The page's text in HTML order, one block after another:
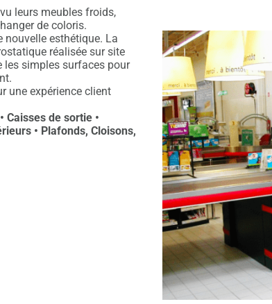
leurs meubles froids,
de coloris.
nouvelle esthétique. La
réalisée sur site
les simples surfaces pour
une expérience client
Caisses de sortie •
• Plafonds, Cloisons,